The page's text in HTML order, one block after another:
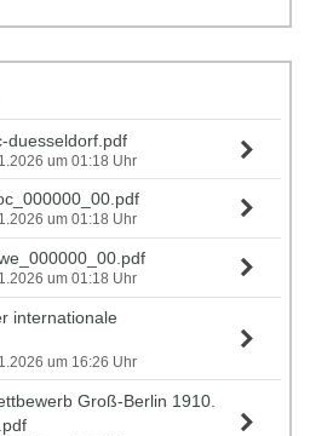
duesseldorf.pdf
um 01:18 Uhr
um 01:18 Uhr
um 01:18 Uhr
internationale
um 16:26 Uhr
Groß-Berlin 1910.